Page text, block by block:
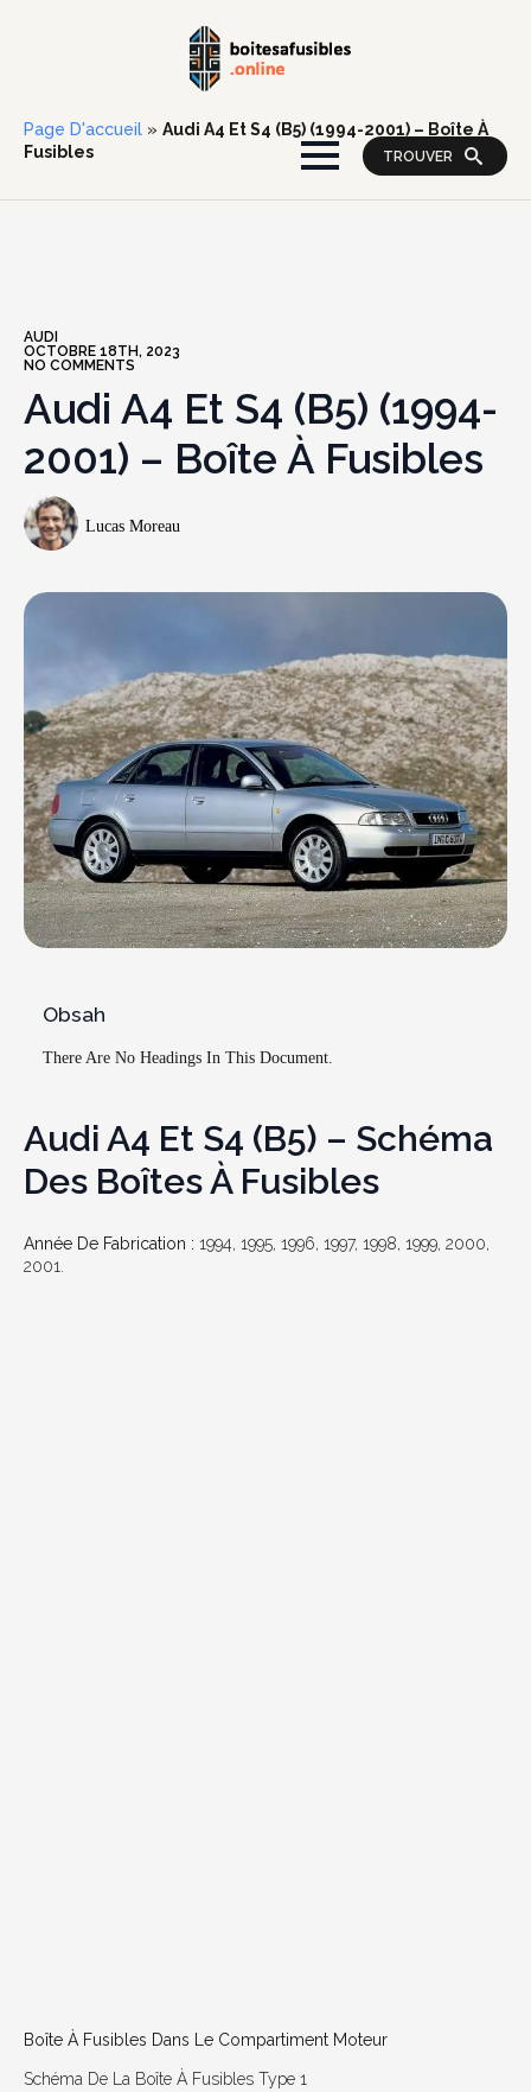
TROUVER
Page D'accueil » Audi A4 Et S4 (B5) (1994-2001) – Boîte À
Fusibles
AUDI
OCTOBRE 18TH, 2023
NO COMMENTS
Audi A4 Et S4 (B5) (1994-
2001) – Boîte À Fusibles
Lucas Moreau
Obsah
There Are No Headings In This Document.
Audi A4 Et S4 (B5) – Schéma
Des Boîtes À Fusibles
Année De Fabrication : 1994, 1995, 1996, 1997, 1998, 1999, 2000,
2001.
Boîte À Fusibles Dans Le Compartiment Moteur
Schéma De La Boîte À Fusibles Type 1